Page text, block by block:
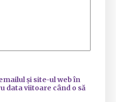
și site-ul web în
data viitoare când o să